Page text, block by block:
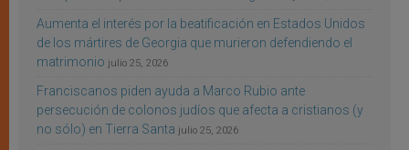
Aumenta el interés por la beatificación en Estados Unidos
de los mártires de Georgia que murieron defendiendo el
matrimonio julio 25, 2026
Franciscanos piden ayuda a Marco Rubio ante
persecución de colonos judíos que afecta a cristianos (y
no sólo) en Tierra Santa julio 25, 2026